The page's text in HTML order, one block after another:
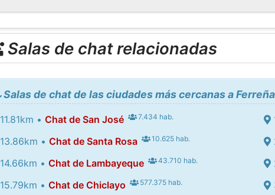
Salas de chat relacionadas
Salas de chat de las ciudades más cercanas a
11.81km • Chat de San José 7.434 hab.
13.86km • Chat de Santa Rosa 10.625 hab.
14.66km • Chat de Lambayeque 43.710 hab.
15.79km • Chat de Chiclayo 577.375 hab.